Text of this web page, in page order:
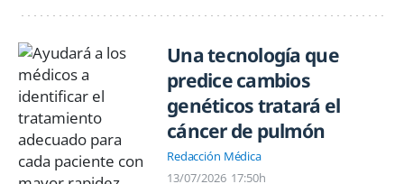
Una tecnología que
predice cambios
genéticos tratará el
cáncer de pulmón
Redacción Médica
13/07/2026 17:50h